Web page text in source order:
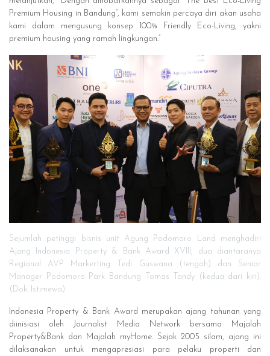
Premium Housing in Bandung”, kami semakin percaya diri akan usaha
kami dalam mengusung konsep 100% Friendly Eco-Living, yakni
premium housing yang ramah lingkungan.”
Sejumlah petinggi bisnis unit Agung Podomoro Land menghadiri
Ajang Indonesia Property & Bank Award XVIII, dua diantaranya
Regional AVP Markerting Tedi Guswana (tengah) dan Senior
Manager Podomoro Park Bandung Tomas Tandy (kedua dari kiri).
(Dok. Istimewa)
Indonesia Property & Bank Award merupakan ajang tahunan yang
diinisiasi oleh Journalist Media Network bersama Majalah
Property&Bank dan Majalah myHome. Sejak 2005 silam, ajang ini
dilaksanakan untuk mengapresiasi para pelaku properti dan